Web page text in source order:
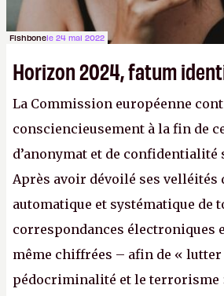
Fishbonele 24 mai 2022
Horizon 2024, fatum
La Commission européenne
consciencieusement à la fin de
d’anonymat et de confidentialité
Après avoir dévoilé ses velléités
automatique et systématique de
correspondances électroniques
même chiffrées – afin de «
pédocriminalité et le terrorisme